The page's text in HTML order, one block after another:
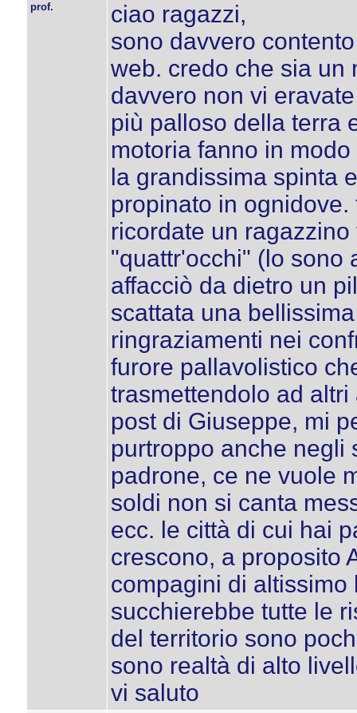
prof.
ciao ragazzi,
sono davvero
web. credo che sia un
davvero non vi
più palloso della terra
motoria fanno in
la grandissima spinta
propinato in
ricordate un
"quattr'occhi" (lo sono
affacciò da dietro un
scattata una
ringraziamenti nei
furore pallavolistico
trasmettendolo ad
post di Giuseppe, mi
purtroppo anche negli
padrone, ce ne vuole
soldi non si canta
ecc. le città di cui hai
crescono, a proposito
compagini di
succhierebbe tutte le
del territorio sono
sono realtà di alto
vi saluto